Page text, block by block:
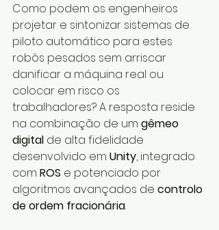
Como podem os engenheiros
projetar e sintonizar sistemas de
piloto automático para estes
robôs pesados sem arriscar
danificar a máquina real ou
colocar em risco os
trabalhadores? A resposta reside
na combinação de um gêmeo
digital de alta fidelidade
desenvolvido em Unity, integrado
com ROS e potenciado por
algoritmos avançados de controlo
de ordem fracionária.